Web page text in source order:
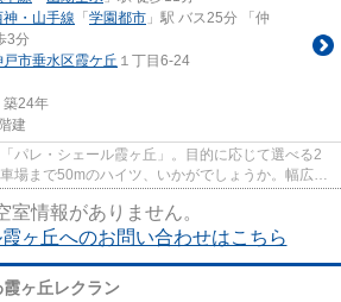
・山手線 「 学園都市 」駅 バス25分 「仲
3分
戸市垂水区霞ケ丘 １丁目6-24
築24年
建
パレ・シェール霞ヶ丘」。目的に応じて選べる2
場まで50mのハイツ、いかがでしょうか。幅広い
室情報がありません。
ヶ丘へのお問い合わせはこちら
霞ヶ丘レクラン